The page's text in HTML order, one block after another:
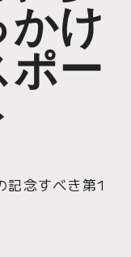
け
ー
記念すべき第1